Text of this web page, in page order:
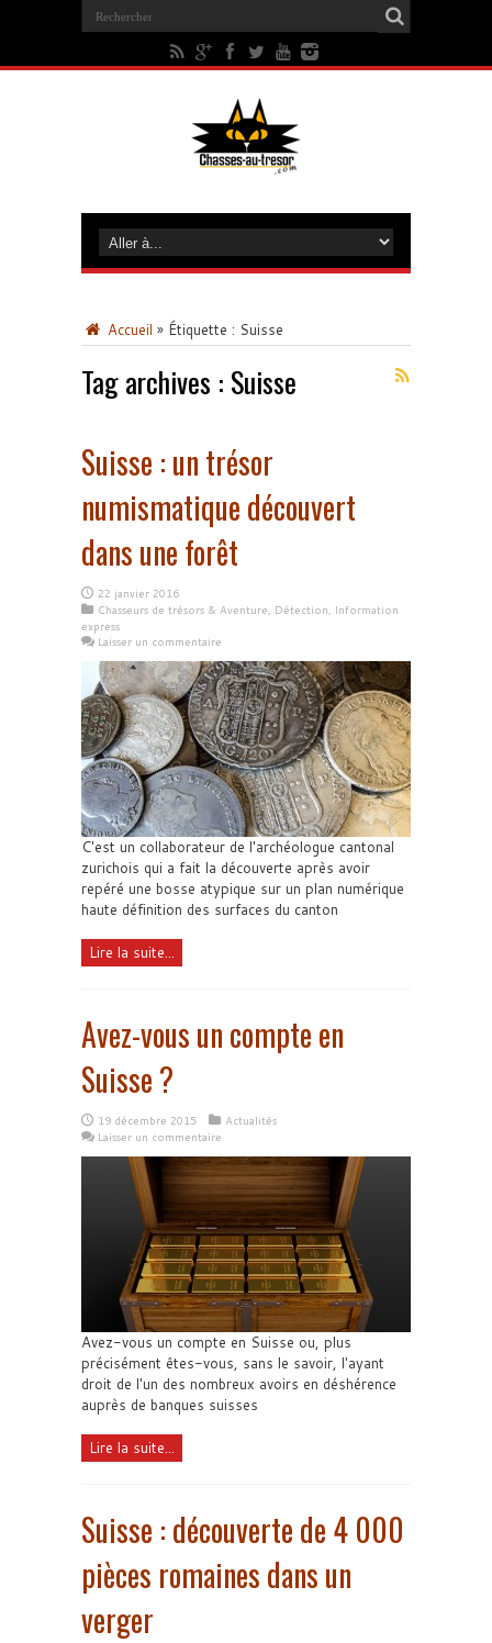
Accueil » Étiquette : Suisse
Tag archives : Suisse
Suisse : un trésor
numismatique découvert
dans une forêt
22 janvier 2016
Chasseurs de trésors & Aventure, Détection, Information
express
Laisser un commentaire
C'est un collaborateur de l'archéologue cantonal
zurichois qui a fait la découverte après avoir
repéré une bosse atypique sur un plan numérique
haute définition des surfaces du canton
Lire la suite...
Avez-vous un compte en
Suisse ?
19 décembre 2015
Actualités
Laisser un commentaire
Avez-vous un compte en Suisse ou, plus
précisément êtes-vous, sans le savoir, l'ayant
droit de l'un des nombreux avoirs en déshérence
auprès de banques suisses
Lire la suite...
Suisse : découverte de 4 000
pièces romaines dans un
verger